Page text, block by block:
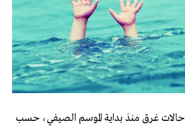
سجلت ولاية نابل 7 حالات غرق منذ بداية الموسم الصيفي، حسب